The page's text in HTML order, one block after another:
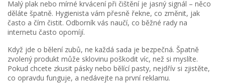
Malý plak nebo mírné krvácení při čištění je jasný signál – něco
děláte špatně. Hygienista vám přesně řekne, co změnit, jak
často a čím čistit. Odborník vás naučí, co běžné rady na
internetu často opomíjí.
Když jde o bělení zubů, ne každá sada je bezpečná. Špatně
zvolený produkt může sklovinu poškodit víc, než si myslíte.
Pokud chcete zkusit pásky nebo bělící pasty, nejdřív si zjistěte,
co opravdu funguje, a nedávejte na první reklamu.